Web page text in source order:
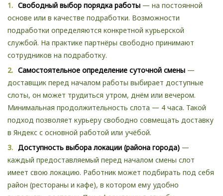
Свободный выбор порядка работы — на постоянной
основе или в качестве подработки. Возможности
подработки определяются конкретной курьерской
службой. На практике партнёры свободно принимают
сотрудников на подработку.
Самостоятельное определение суточной смены —
доставщик перед началом работы выбирает доступные
слоты, он может трудиться утром, днём или вечером.
Минимальная продолжительность слота — 4 часа. Такой
подход позволяет курьеру свободно совмещать доставку
в Яндекс с основной работой или учёбой.
Доступность выбора локации (района города) —
каждый предоставляемый перед началом смены слот
имеет свою локацию. Работник может подбирать под себя
район (рестораны и кафе), в котором ему удобно